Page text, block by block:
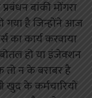
बांकी मोंगरा
गया है जिन्होंने आज
का कार्य करवाया
हो या इंजेक्शन
तो न के बराबर है
खुद के कर्मचारियों